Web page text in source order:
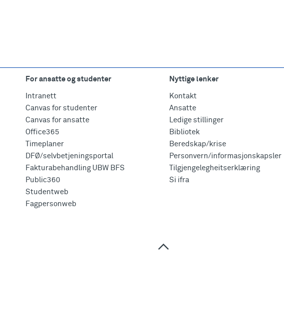
For ansatte og studenter
Intranett
Canvas for studenter
Canvas for ansatte
Office365
Timeplaner
DFØ/selvbetjeningsportal
Fakturabehandling UBW BFS
Public360
Studentweb
Fagpersonweb
Nyttige lenker
Kontakt
Ansatte
Ledige stillinger
Bibliotek
Beredskap/krise
Personvern/informasjonskapsler
Tilgjengelegheitserklæring
Si ifra